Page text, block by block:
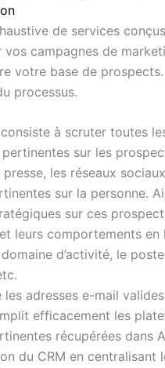
de services
campagnes de
votre base de
processus.
à scruter toutes
sur les
les réseaux
sur la personne.
sur ces
leurs comportements
d’activité, le
les adresses e-mail
efficacement les
récupérées dans
du CRM en centralisant